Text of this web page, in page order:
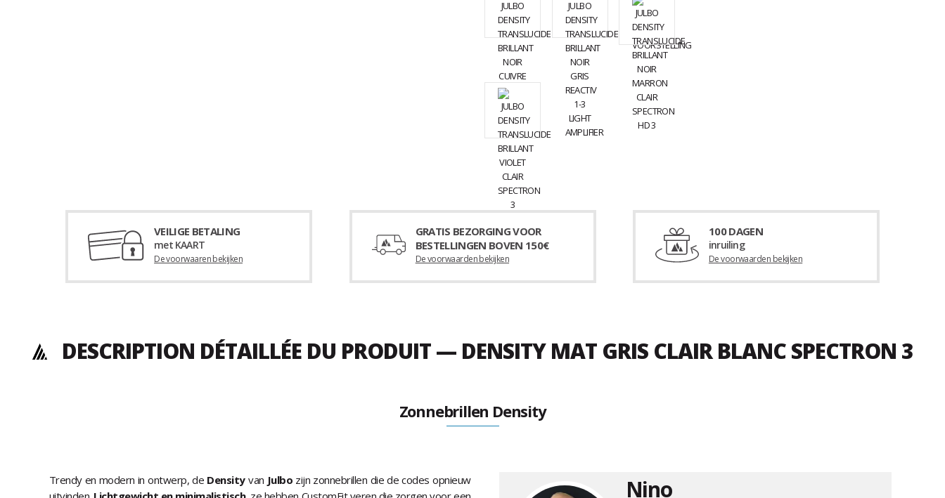
VEILIGE BETALING
met KAART
De voorwaaren bekijken
GRATIS BEZORGING VOOR
BESTELLINGEN BOVEN 150€
De voorwaarden bekijken
100 DAGEN
inruiling
De voorwaarden bekijken
DESCRIPTION DÉTAILLÉE DU PRODUIT — DENSITY MAT GRIS CLAIR BLANC SPECTRON 3
Zonnebrillen Density
Trendy en modern in ontwerp, de Densityvan Julbo zijn zonnebrillen die de codes opnieuw
Nino